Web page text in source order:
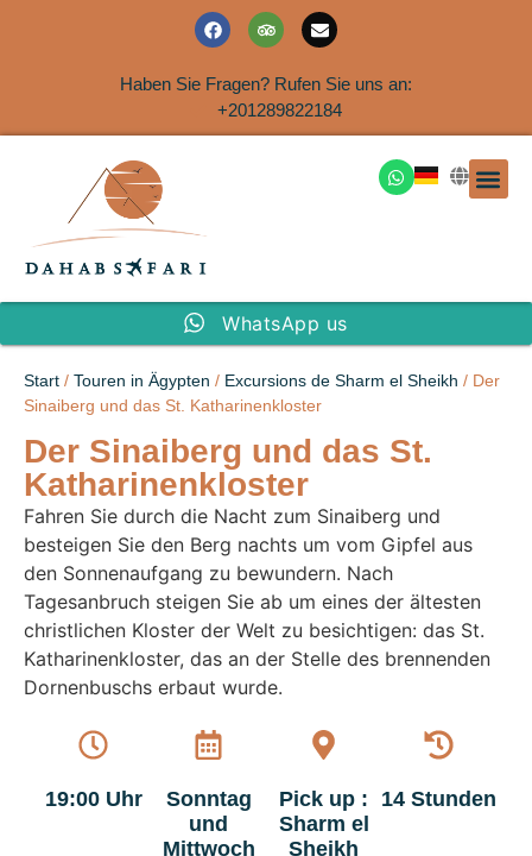
Haben Sie Fragen? Rufen Sie uns an:
+201289822184
WhatsApp us
Start / Touren in Ägypten / Excursions de Sharm el Sheikh / Der
Sinaiberg und das St. Katharinenkloster
Der Sinaiberg und das St.
Katharinenkloster
Fahren Sie durch die Nacht zum Sinaiberg und
besteigen Sie den Berg nachts um vom Gipfel aus
den Sonnenaufgang zu bewundern. Nach
Tagesanbruch steigen Sie ab um eines der ältesten
christlichen Kloster der Welt zu besichtigen: das St.
Katharinenkloster, das an der Stelle des brennenden
Dornenbuschs erbaut wurde.
19:00 Uhr
Sonntag
und
Mittwoch
Pick up :
Sharm el
Sheikh
14 Stunden